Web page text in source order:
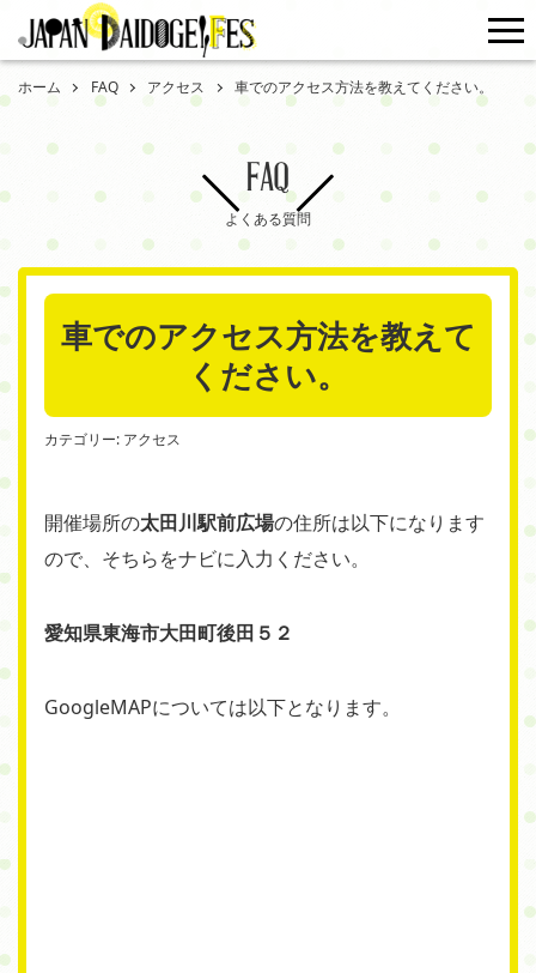
ホーム FAQ アクセス 車でのアクセス方法を教えてください。
FAQ
よくある質問
車でのアクセス方法を教えて
ください。
カテゴリー: アクセス
開催場所の太田川駅前広場の住所は以下になります
ので、そちらをナビに入力ください。
愛知県東海市大田町後田５２
GoogleMAPについては以下となります。